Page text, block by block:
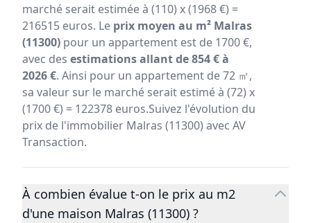
marché serait estimée à (110) x (1968 €) =
216515 euros. Le prix moyen au m² Malras
(11300) pour un appartement est de 1700 €,
avec des estimations allant de 854 € à
2026 €. Ainsi pour un appartement de 72 ㎡,
sa valeur sur le marché serait estimé à (72) x
(1700 €) = 122378 euros.Suivez l'évolution du
prix de l'immobilier Malras (11300) avec AV
Transaction.
À combien évalue t-on le prix au m2
d'une maison Malras (11300) ?